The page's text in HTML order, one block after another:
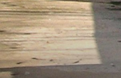
Zum
Inhalt
springen